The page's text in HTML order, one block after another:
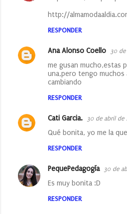
http://
RESPONDER
Ana Alonso Coello 30
me gusan mucho,estas
una,pero tengo muchos
cambiando
RESPONDER
Cati Garcia. 30 de abril de
Qué bonita, yo me la
RESPONDER
PequePedagogía 30 de
Es muy bonita :D
RESPONDER